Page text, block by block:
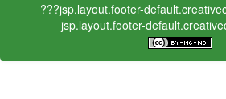
???jsp.layout.footer-
jsp.layout.footer-